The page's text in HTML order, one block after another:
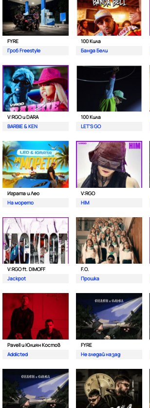
FYRE
Гроб Freestyle
100 Кила
Банда Бели
V:RGO и DARA
BARBIE & KEN
100 Кила
LET'S GO
Играта и Лео
На морето
V:RGO
HIM
V:RGO ft. DIMOFF
Jackpot
F.O.
Прошка
Pavell и Юлиян Костов
Addicted
FYRE
Не гледай назад